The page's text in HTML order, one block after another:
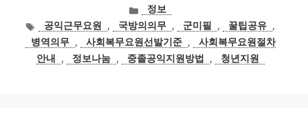
카
테
고
리
정보
태
그
공익근무요원 , 국방의의무 , 군미필 , 꿀팁공유 ,
병역의무 , 사회복무요원선발기준 ,
사회복무요원절차
안내
, 정보나눔 , 중졸공익지원방법 , 청년지원